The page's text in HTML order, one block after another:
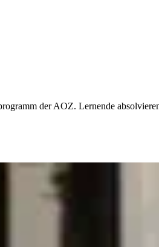
der AOZ. Lernende